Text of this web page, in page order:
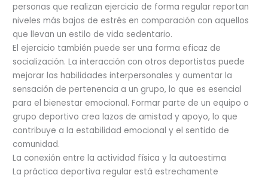
personas que realizan ejercicio de forma regular reportan
niveles más bajos de estrés en comparación con aquellos
que llevan un estilo de vida sedentario.
El ejercicio también puede ser una forma eficaz de
socialización. La interacción con otros deportistas puede
mejorar las habilidades interpersonales y aumentar la
sensación de pertenencia a un grupo, lo que es esencial
para el bienestar emocional. Formar parte de un equipo o
grupo deportivo crea lazos de amistad y apoyo, lo que
contribuye a la estabilidad emocional y el sentido de
comunidad.
La conexión entre la actividad física y la autoestima
La práctica deportiva regular está estrechamente